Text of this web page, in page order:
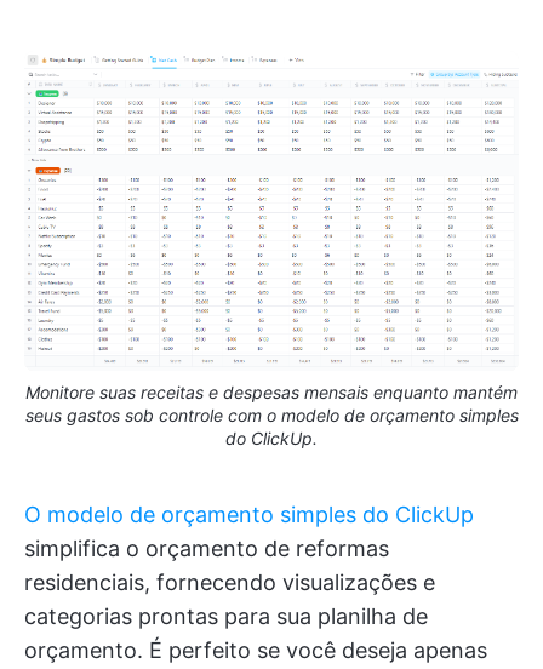
Monitore suas receitas e despesas mensais enquanto mantém
seus gastos sob controle com o modelo de orçamento simples
do ClickUp.
O modelo de orçamento simples do ClickUp
simplifica o orçamento de reformas
residenciais, fornecendo visualizações e
categorias prontas para sua planilha de
orçamento. É perfeito se você deseja apenas